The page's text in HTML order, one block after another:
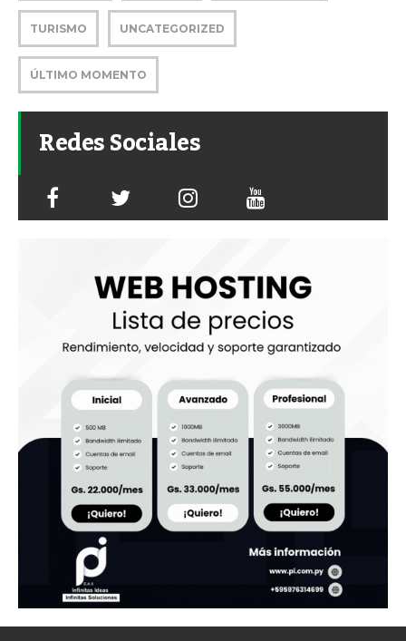
TURISMO UNCATEGORIZED
ÚLTIMO MOMENTO
Redes Sociales